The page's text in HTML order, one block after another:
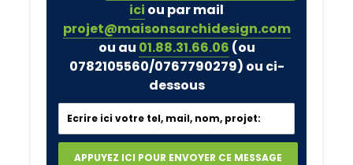
ici ou par mail
projet@maisonsarchidesign.com
ou au 01.88.31.66.06 (ou
0782105560/0767790279) ou ci-
dessous